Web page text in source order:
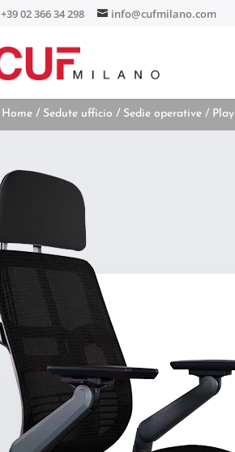
+39 02 366 34 298 info@cufmilano.com
Home / Sedute ufficio / Sedie operative / Play